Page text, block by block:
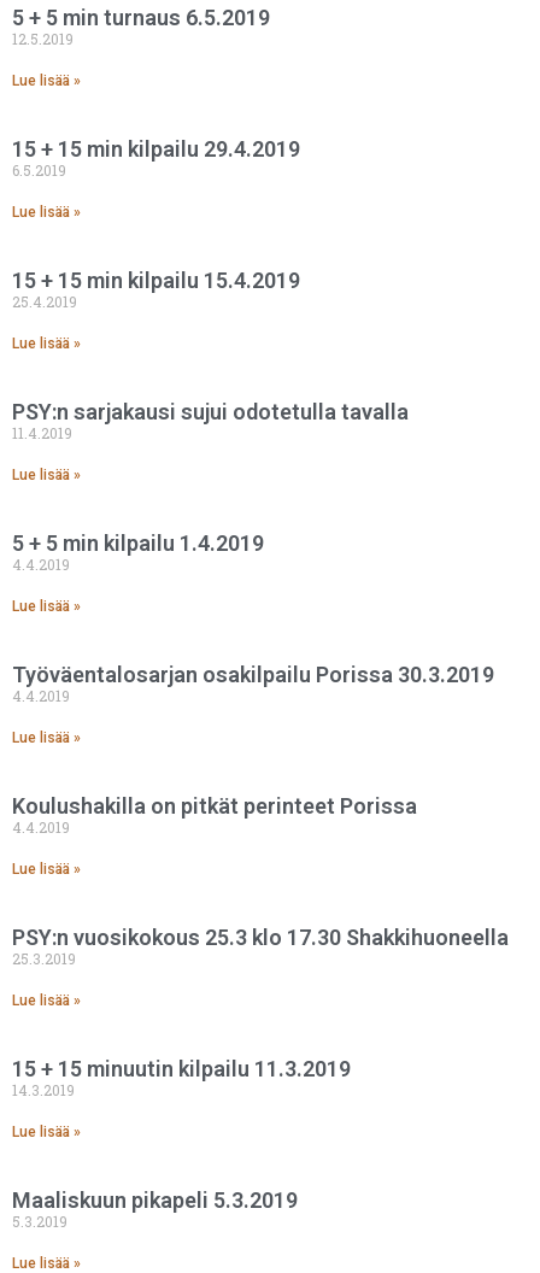
5 + 5 min turnaus 6.5.2019
12.5.2019
Lue lisää »
15 + 15 min kilpailu 29.4.2019
6.5.2019
Lue lisää »
15 + 15 min kilpailu 15.4.2019
25.4.2019
Lue lisää »
PSY:n sarjakausi sujui odotetulla tavalla
11.4.2019
Lue lisää »
5 + 5 min kilpailu 1.4.2019
4.4.2019
Lue lisää »
Työväentalosarjan osakilpailu Porissa 30.3.2019
4.4.2019
Lue lisää »
Koulushakilla on pitkät perinteet Porissa
4.4.2019
Lue lisää »
PSY:n vuosikokous 25.3 klo 17.30 Shakkihuoneella
25.3.2019
Lue lisää »
15 + 15 minuutin kilpailu 11.3.2019
14.3.2019
Lue lisää »
Maaliskuun pikapeli 5.3.2019
5.3.2019
Lue lisää »